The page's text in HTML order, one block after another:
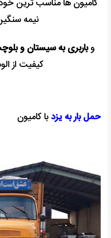
کامیون ها مناسب ترین
نیمه
وباربری به سیستان و
کیفیت از
حمل بار به یزدبا کامیون